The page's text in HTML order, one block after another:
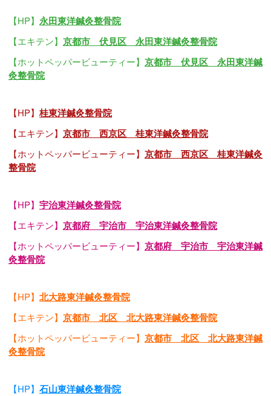
【HP】 永田東洋鍼灸整骨院
【エキテン】 京都市 伏見区 永田東洋鍼灸整骨院
【ホットペッパービューティー】 京都市 伏見区 永田東洋鍼
灸整骨院
【HP】 桂東洋鍼灸整骨院
【エキテン】 京都市 西京区 桂東洋鍼灸整骨院
【ホットペッパービューティー】 京都市 西京区 桂東洋鍼灸
整骨院
【HP】 宇治東洋鍼灸整骨院
【エキテン】 京都府 宇治市 宇治東洋鍼灸整骨院
【ホットペッパービューティー】 京都府 宇治市 宇治東洋鍼
灸整骨院
【HP】 北大路東洋鍼灸整骨院
【エキテン】 京都市 北区 北大路東洋鍼灸整骨院
【ホットペッパービューティー】 京都市 北区 北大路東洋鍼
灸整骨院
【HP】 石山東洋鍼灸整骨院